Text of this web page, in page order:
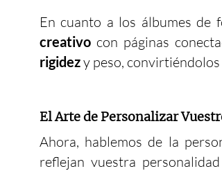
En cuanto a los álbumes de
creativo con páginas
rigidezy peso, convirtiéndolos
El Arte de Personalizar
Ahora, hablemos de la
reflejan vuestra